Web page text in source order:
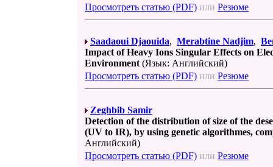
Просмотреть статью (PDF) или Резюме
Saadaoui Djaouida, Merabtine Nadjim,
Impact of Heavy Ions Singular Effects on
Environment (Язык: Английский)
Просмотреть статью (PDF) или Резюме
Zeghbib Samir
Detection of the distribution of size of the
(UV to IR), by using genetic algorithmes,
Английский)
Просмотреть статью (PDF) или Резюме